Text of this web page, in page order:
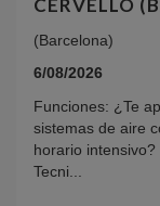
CERVELLO
(Barcelona)
6/08/2026
Funciones: ¿Te
sistemas de aire
horario
Tecni...